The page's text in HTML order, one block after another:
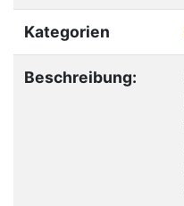
Kategorien
Beschreibung: